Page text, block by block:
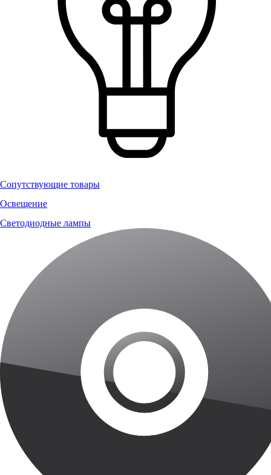
Сопутствующие товары
Освещение
Светодиодные лампы